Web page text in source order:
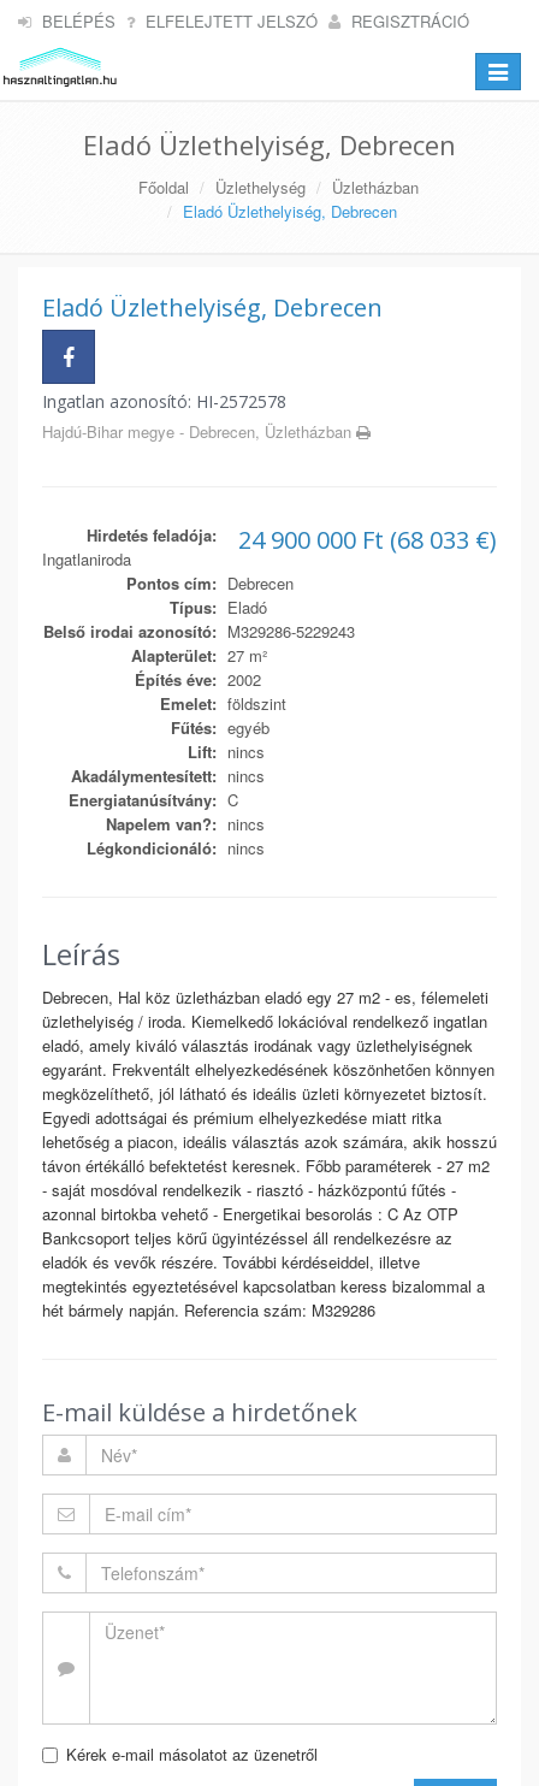
BELÉPÉS ELFELEJTETT JELSZÓ REGISZTRÁCIÓ
Toggle
Eladó Üzlethelyiség, Debrecen
Főoldal Üzlethelység
Üzletházban
Eladó Üzlethelyiség, Debrecen
Eladó Üzlethelyiség, Debrecen
Ingatlan azonosító: HI-2572578
Hajdú-Bihar megye - Debrecen, Üzletházban
24 900 000 Ft (68 033 €)
Hirdetés feladója:
Ingatlaniroda
Pontos cím: Debrecen
Típus: Eladó
Belső irodai azonosító: M329286-5229243
Alapterület: 27 m²
Építés éve: 2002
Emelet: földszint
Fűtés: egyéb
Lift: nincs
Akadálymentesített: nincs
Energiatanúsítvány: C
Napelem van?: nincs
Légkondicionáló: nincs
Leírás
Debrecen, Hal köz üzletházban eladó egy 27 m2 - es, félemeleti
üzlethelyiség / iroda. Kiemelkedő lokációval rendelkező ingatlan
eladó, amely kiváló választás irodának vagy üzlethelyiségnek
egyaránt. Frekventált elhelyezkedésének köszönhetően könnyen
megközelíthető, jól látható és ideális üzleti környezetet biztosít.
Egyedi adottságai és prémium elhelyezkedése miatt ritka
lehetőség a piacon, ideális választás azok számára, akik hosszú
távon értékálló befektetést keresnek. Főbb paraméterek - 27 m2
- saját mosdóval rendelkezik - riasztó - házközpontú fűtés -
azonnal birtokba vehető - Energetikai besorolás : C Az OTP
Bankcsoport teljes körű ügyintézéssel áll rendelkezésre az
eladók és vevők részére. További kérdéseiddel, illetve
megtekintés egyeztetésével kapcsolatban keress bizalommal a
hét bármely napján. Referencia szám: M329286
E-mail küldése a hirdetőnek
Kérek e-mail másolatot az üzenetről